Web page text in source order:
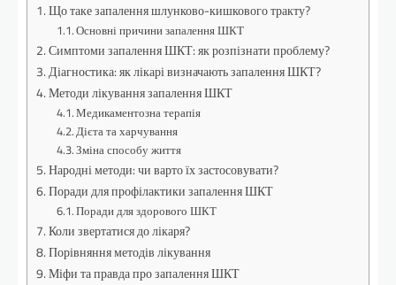
Що таке запалення шлунково-кишкового тракту?
Основні причини запалення ШКТ
Симптоми запалення ШКТ: як розпізнати проблему?
Діагностика: як лікарі визначають запалення ШКТ?
Методи лікування запалення ШКТ
Медикаментозна терапія
Дієта та харчування
Зміна способу життя
Народні методи: чи варто їх застосовувати?
Поради для профілактики запалення ШКТ
Поради для здорового ШКТ
Коли звертатися до лікаря?
Порівняння методів лікування
Міфи та правда про запалення ШКТ